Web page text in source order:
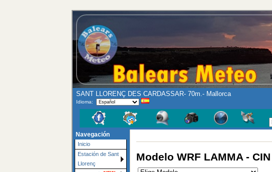
SANT LLORENÇ DES CARDASSAR- 70m.- Mallorca
Idioma:
Navegación
Inicio
Estación de Sant
Llorenç
Modelo WRF LAMMA - CIN